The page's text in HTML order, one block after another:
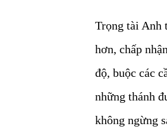
Trọng tài Anh
hơn, chấp
độ, buộc các
những thánh
không ngừng